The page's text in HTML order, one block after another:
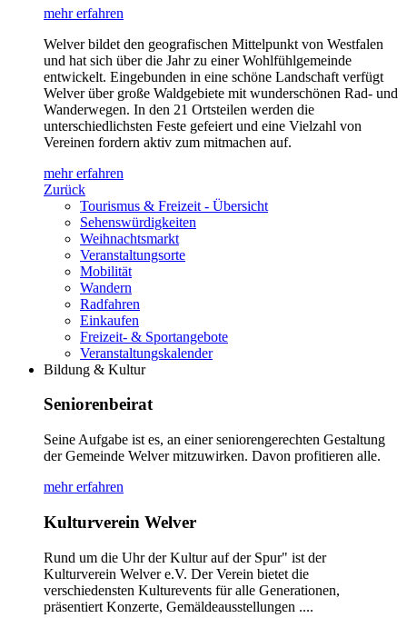
mehr erfahren
Welver bildet den geografischen Mittelpunkt von Westfalen
und hat sich über die Jahr zu einer Wohlfühlgemeinde
entwickelt. Eingebunden in eine schöne Landschaft verfügt
Welver über große Waldgebiete mit wunderschönen Rad- und
Wanderwegen. In den 21 Ortsteilen werden die
unterschiedlichsten Feste gefeiert und eine Vielzahl von
Vereinen fordern aktiv zum mitmachen auf.
mehr erfahren
Zurück
Tourismus & Freizeit - Übersicht
Sehenswürdigkeiten
Weihnachtsmarkt
Veranstaltungsorte
Mobilität
Wandern
Radfahren
Einkaufen
Freizeit- & Sportangebote
Veranstaltungskalender
Bildung & Kultur
Seniorenbeirat
Seine Aufgabe ist es, an einer seniorengerechten Gestaltung
der Gemeinde Welver mitzuwirken. Davon profitieren alle.
mehr erfahren
Kulturverein Welver
Rund um die Uhr der Kultur auf der Spur" ist der
Kulturverein Welver e.V. Der Verein bietet die
verschiedensten Kulturevents für alle Generationen,
präsentiert Konzerte, Gemäldeausstellungen ....